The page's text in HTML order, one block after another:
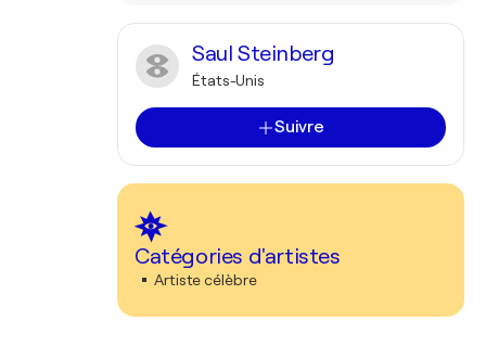
Saul Steinberg
États-Unis
Suivre
Catégories d'artistes
Artiste célèbre